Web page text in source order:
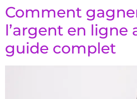
Comment
l’argent en ligne
guide complet